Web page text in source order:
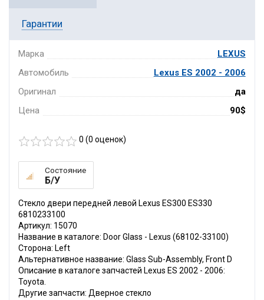
Гарантии
Марка
LEXUS
Автомобиль
Lexus ES 2002 - 2006
Оригинал
да
Цена
90$
0 (0 оценок)
Состояние
Б/У
Стекло двери передней левой Lexus ES300 ES330
6810233100
Артикул: 15070
Название в каталоге: Door Glass - Lexus (68102-33100)
Сторона: Left
Альтернативное название: Glass Sub-Assembly, Front D
Описание в каталоге запчастей Lexus ES 2002 - 2006:
Toyota.
Другие запчасти: Дверное стекло